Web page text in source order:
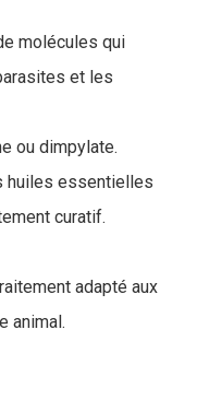
molécules qui
et les
ou dimpylate.
huiles essentielles
curatif.
adapté aux
animal.